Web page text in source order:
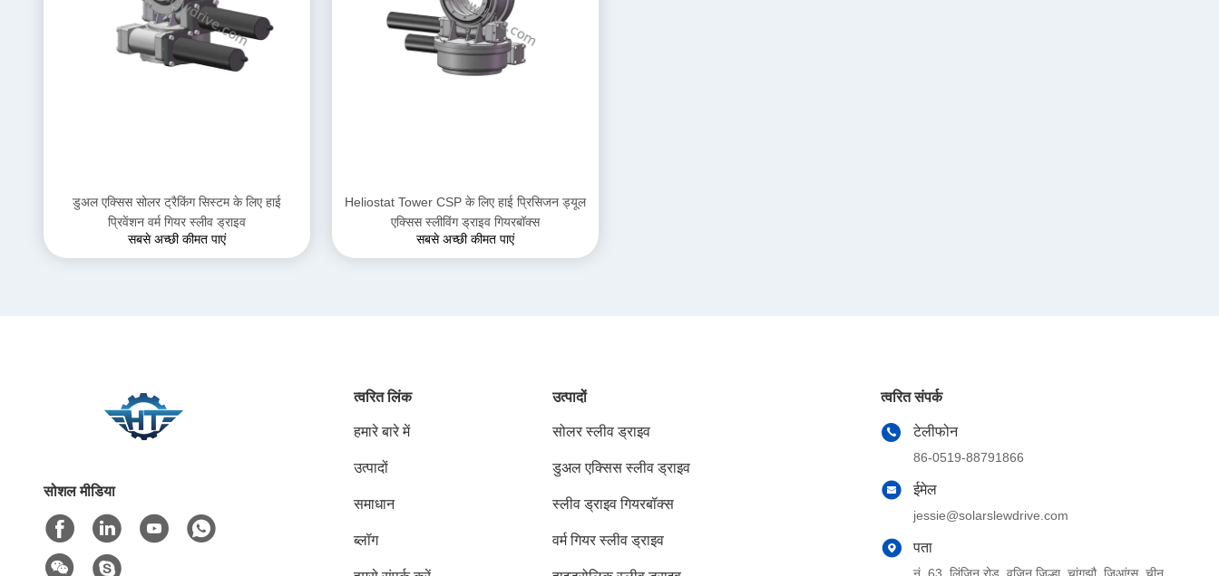
डुअल एक्सिस सोलर ट्रैकिंग सिस्टम के लिए हाई
प्रिवेंशन वर्म गियर स्लीव ड्राइव
सबसे अच्छी कीमत पाएं
Heliostat Tower CSP के लिए हाई प्रिसिजन ड्यूल
एक्सिस स्लीविंग ड्राइव गियरबॉक्स
सबसे अच्छी कीमत पाएं
सोशल मीडिया
त्वरित लिंक
हमारे बारे में
उत्पादों
समाधान
ब्लॉग
उत्पादों
सोलर स्लीव ड्राइव
डुअल एक्सिस स्लीव ड्राइव
स्लीव ड्राइव गियरबॉक्स
वर्म गियर स्लीव ड्राइव
त्वरित संपर्क
टेलीफोन
86-0519-88791866
ईमेल
jessie@solarslewdrive.com
पता